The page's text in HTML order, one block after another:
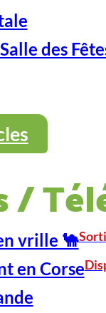
des
/
vrille 🐪
en Corse